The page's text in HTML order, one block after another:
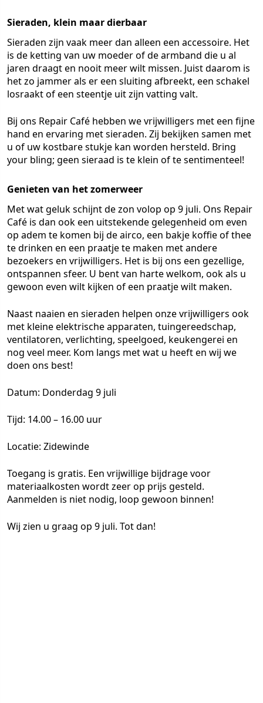
Sieraden, klein maar dierbaar
Sieraden zijn vaak meer dan alleen een accessoire. Het
is de ketting van uw moeder of de armband die u al
jaren draagt en nooit meer wilt missen. Juist daarom is
het zo jammer als er een sluiting afbreekt, een schakel
losraakt of een steentje uit zijn vatting valt.
Bij ons Repair Café hebben we vrijwilligers met een fijne
hand en ervaring met sieraden. Zij bekijken samen met
u of uw kostbare stukje kan worden hersteld. Bring
your bling; geen sieraad is te klein of te sentimenteel!
Genieten van het zomerweer
Met wat geluk schijnt de zon volop op 9 juli. Ons Repair
Café is dan ook een uitstekende gelegenheid om even
op adem te komen bij de airco, een bakje koffie of thee
te drinken en een praatje te maken met andere
bezoekers en vrijwilligers. Het is bij ons een gezellige,
ontspannen sfeer. U bent van harte welkom, ook als u
gewoon even wilt kijken of een praatje wilt maken.
Naast naaien en sieraden helpen onze vrijwilligers ook
met kleine elektrische apparaten, tuingereedschap,
ventilatoren, verlichting, speelgoed, keukengerei en
nog veel meer. Kom langs met wat u heeft en wij we
doen ons best!
Datum: Donderdag 9 juli
Tijd: 14.00 – 16.00 uur
Locatie: Zidewinde
Toegang is gratis. Een vrijwillige bijdrage voor
materiaalkosten wordt zeer op prijs gesteld.
Aanmelden is niet nodig, loop gewoon binnen!
Wij zien u graag op 9 juli. Tot dan!